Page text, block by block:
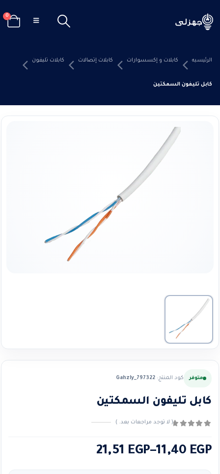
0
الرئيسيه كابلات و إكسسوارات كابلات إتصالات كابلات تليفون
كابل تليفون السمكتين
متوفر كود المنتج: Gahzly_797322
كابل تليفون السمكتين
( لا توجد مراجعات بعد. )
11,40 EGP
–
21,51 EGP
نطاق